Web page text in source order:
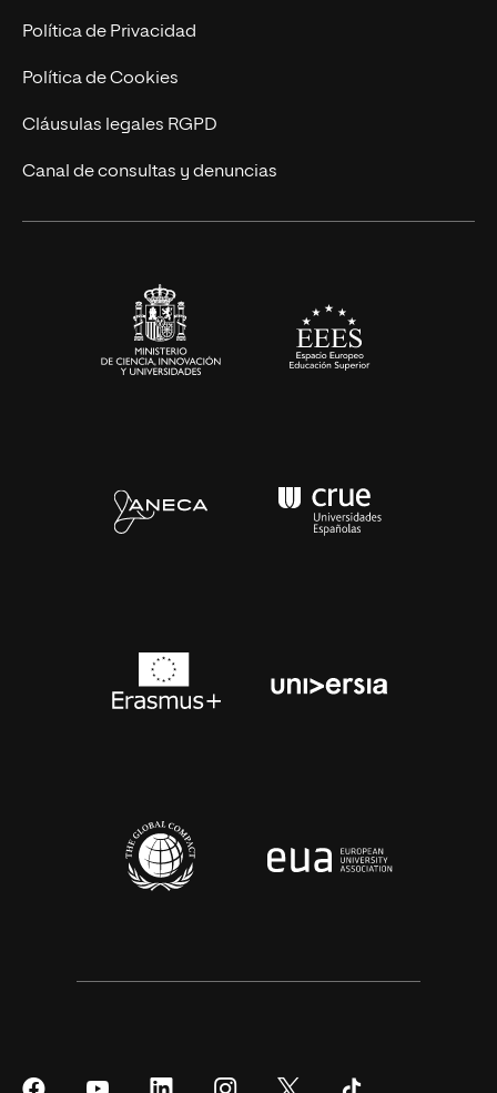
Marketing y Comunicación
Ingeniería
Diseño
Ciencias de la Salud
Política de Privacidad
Política de Cookies
Cláusulas legales RGPD
Canal de consultas y denuncias
SíguenosSíguenos SíguenosSíguenos Síguenos